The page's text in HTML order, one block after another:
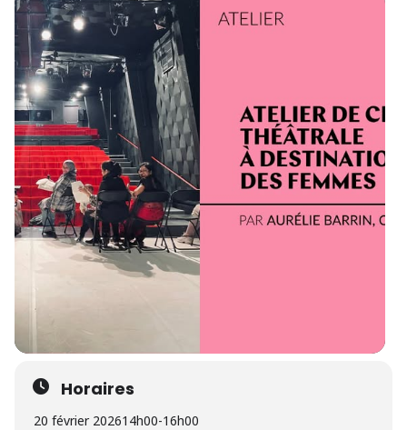
Horaires
20 février 202614h00-16h00